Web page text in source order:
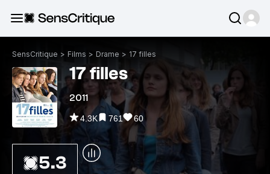
SensCritique > Films > Drame > 17 filles
17 filles
2011
4.3K 761 60
5.3